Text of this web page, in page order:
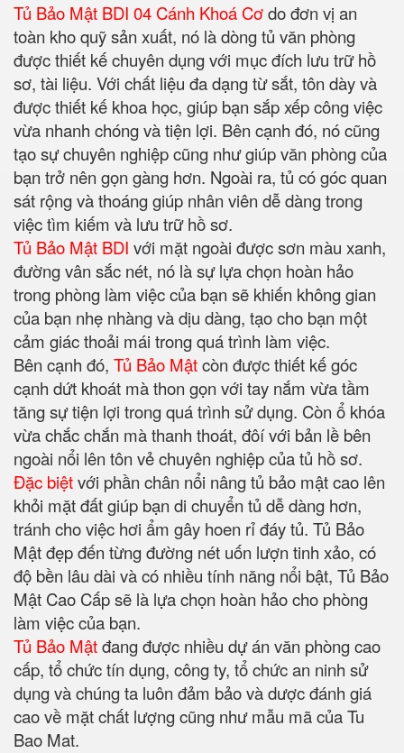
Tủ Bảo Mật BDI 04 Cánh Khoá Cơdo đơn vị an
toàn kho quỹ sản xuất, nó là dòng tủ văn phòng
được thiết kế chuyên dụng với mục đích lưu trữ hồ
sơ, tài liệu. Với chất liệu đa dạng từ sắt, tôn dày và
được thiết kế khoa học, giúp bạn sắp xếp công việc
vừa nhanh chóng và tiện lợi. Bên cạnh đó, nó cũng
tạo sự chuyên nghiệp cũng như giúp văn phòng của
bạn trở nên gọn gàng hơn. Ngoài ra, tủ có góc quan
sát rộng và thoáng giúp nhân viên dễ dàng trong
việc tìm kiếm và lưu trữ hồ sơ.
Tủ Bảo Mật BDI với mặt ngoài được sơn màu xanh,
đường vân sắc nét, nó là sự lựa chọn hoàn hảo
trong phòng làm việc của bạn sẽ khiến không gian
của bạn nhẹ nhàng và dịu dàng, tạo cho bạn một
cảm giác thoải mái trong quá trình làm việc.
Bên cạnh đó, Tủ Bảo Mậtcòn được thiết kế góc
cạnh dứt khoát mà thon gọn với tay nắm vừa tầm
tăng sự tiện lợi trong quá trình sử dụng. Còn ổ khóa
vừa chắc chắn mà thanh thoát, đôí với bản lề bên
ngoài nổi lên tôn vẻ chuyên nghiệp của tủ hồ sơ.
Đặc biệtvới phần chân nổi nâng tủ bảo mật cao lên
khỏi mặt đất giúp bạn di chuyển tủ dễ dàng hơn,
tránh cho việc hơi ẩm gây hoen rỉ đáy tủ. Tủ Bảo
Mật đẹp đến từng đường nét uốn lượn tinh xảo, có
độ bền lâu dài và có nhiều tính năng nổi bật, Tủ Bảo
Mật Cao Cấp sẽ là lựa chọn hoàn hảo cho phòng
làm việc của bạn.
Tủ Bảo Mậtđang được nhiều dự án văn phòng cao
cấp, tổ chức tín dụng, công ty, tổ chức an ninh sử
dụng và chúng ta luôn đảm bảo và dược đánh giá
cao về mặt chất lượng cũng như mẫu mã của Tu
Bao Mat.